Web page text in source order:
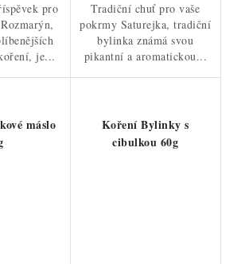
pro
je...
Tradiční chuť pro vaše
pokrmy Saturejka, tradiční
bylinka známá svou
pikantní a aromatickou...
máslo
Koření Bylinky s
cibulkou 60g